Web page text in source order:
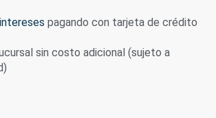
pagando con tarjeta de crédito
sin costo adicional (sujeto a